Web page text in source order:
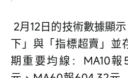
下」與「指標超賣」並
期重要均線：MA10